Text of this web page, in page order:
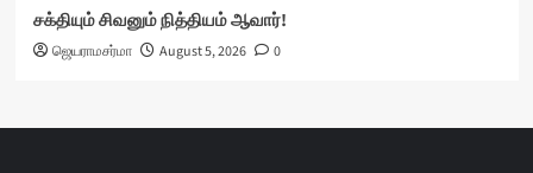
சக்தியும் சிவனும் நித்தியம் ஆவார்!
ஜெயராமசர்மா August 5, 2026 0